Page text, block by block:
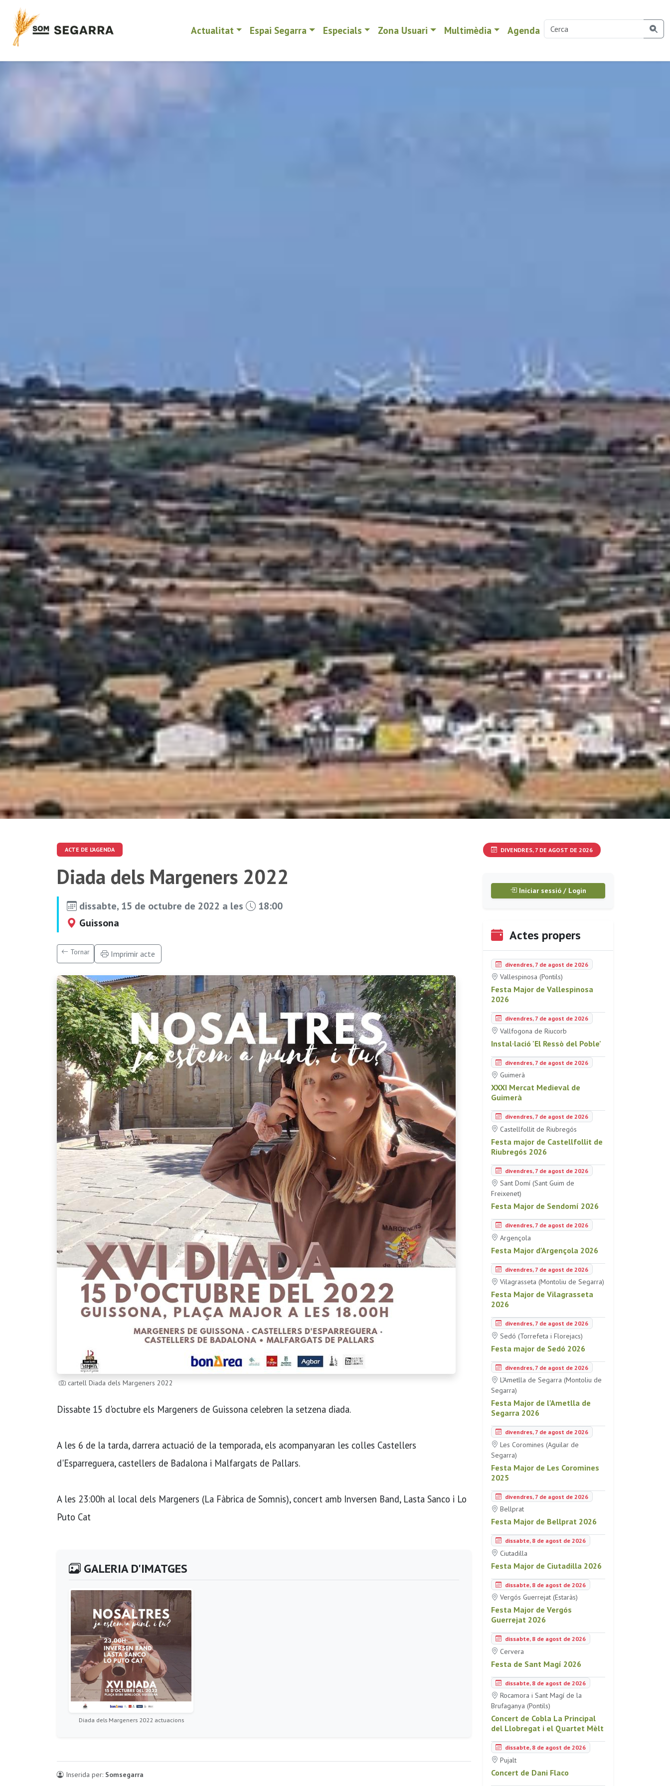
Actualitat Espai Segarra Especials Zona Usuari Multimèdia Agenda
ACTE DE L'AGENDA
Diada dels Margeners 2022
dissabte, 15 de octubre de 2022 a les
18:00
Guissona
Tornar Imprimir acte
cartell Diada dels Margeners 2022
Dissabte 15 d'octubre els Margeners de Guissona celebren la setzena diada.
A les 6 de la tarda, darrera actuació de la temporada, els acompanyaran les colles Castellers
d'Esparreguera, castellers de Badalona i Malfargats de Pallars.
A les 23:00h al local dels Margeners (La Fàbrica de Somnis), concert amb Inversen Band, Lasta Sanco i Lo
Puto Cat
GALERIA D'IMATGES
Diada dels Margeners 2022 actuacions
Inserida per: Somsegarra
DIVENDRES, 7 DE AGOST DE 2026
Iniciar sessió / Login
Actes propers
divendres, 7 de agost de 2026
Vallespinosa (Pontils)
Festa Major de Vallespinosa
2026
divendres, 7 de agost de 2026
Vallfogona de Riucorb
Instal·lació 'El Ressò del Poble'
divendres, 7 de agost de 2026
Guimerà
XXXI Mercat Medieval de
Guimerà
divendres, 7 de agost de 2026
Castellfollit de Riubregós
Festa major de Castellfollit de
Riubregós 2026
divendres, 7 de agost de 2026
Sant Domí (Sant Guim de
Freixenet)
Festa Major de Sendomí 2026
divendres, 7 de agost de 2026
Argençola
Festa Major d'Argençola 2026
divendres, 7 de agost de 2026
Vilagrasseta (Montoliu de Segarra)
Festa Major de Vilagrasseta
2026
divendres, 7 de agost de 2026
Sedó (Torrefeta i Florejacs)
Festa major de Sedó 2026
divendres, 7 de agost de 2026
L'Ametlla de Segarra (Montoliu de
Segarra)
Festa Major de l'Ametlla de
Segarra 2026
divendres, 7 de agost de 2026
Les Coromines (Aguilar de
Segarra)
Festa Major de Les Coromines
2025
divendres, 7 de agost de 2026
Bellprat
Festa Major de Bellprat 2026
dissabte, 8 de agost de 2026
Ciutadilla
Festa Major de Ciutadilla 2026
dissabte, 8 de agost de 2026
Vergós Guerrejat (Estaràs)
Festa Major de Vergós
Guerrejat 2026
dissabte, 8 de agost de 2026
Cervera
Festa de Sant Magí 2026
dissabte, 8 de agost de 2026
Rocamora i Sant Magí de la
Brufaganya (Pontils)
Concert de Cobla La Principal
del Llobregat i el Quartet Mèlt
dissabte, 8 de agost de 2026
Pujalt
Concert de Dani Flaco